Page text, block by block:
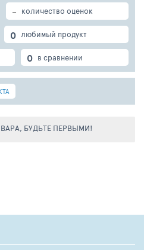
- количество оценок
0 любимый продукт
0 в сравнении
БУДЬТЕ ПЕРВЫМИ!